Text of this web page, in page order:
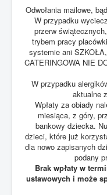
Odwołania mailowe,
W przypadku
przerw
trybem pracy
systemie ani
CATERINGOWA NIE
W przypadku
aktualne
Wpłaty za obiady
miesiąca, z góry,
bankowy dziecka.
dzieci, które już
dla nowo zapisanych
podany
Brak wpłaty w
ustawowych i może